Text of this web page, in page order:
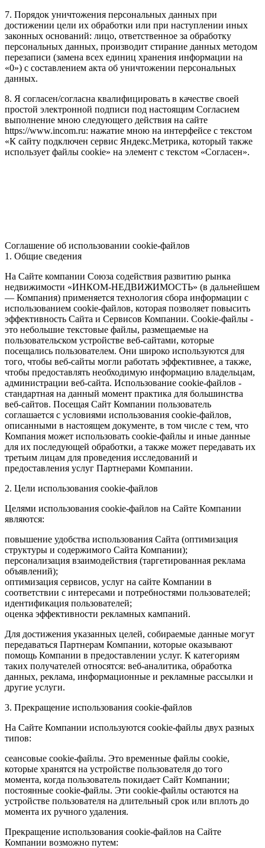
7. Порядок уничтожения персональных данных при
достижении цели их обработки или при наступлении иных
законных оснований: лицо, ответственное за обработку
персональных данных, производит стирание данных методом
перезаписи (замена всех единиц хранения информации на
«0») с составлением акта об уничтожении персональных
данных.
8. Я согласен/согласна квалифицировать в качестве своей
простой электронной подписи под настоящим Согласием
выполнение мною следующего действия на сайте
https://www.incom.ru: нажатие мною на интерфейсе с текстом
«К сайту подключен сервис Яндекс.Метрика, который также
использует файлы cookie» на элемент с текстом «Согласен».
Соглашение об использовании cookie-файлов
1. Общие сведения
На Сайте компании Союза содействия развитию рынка
недвижимости «ИНКОМ-НЕДВИЖИМОСТЬ» (в дальнейшем
— Компания) применяется технология сбора информации с
использованием cookie-файлов, которая позволяет повысить
эффективность Сайта и Сервисов Компании. Сookie-файлы -
это небольшие текстовые файлы, размещаемые на
пользовательском устройстве веб-сайтами, которые
посещались пользователем. Они широко используются для
того, чтобы веб-сайты могли работать эффективнее, а также,
чтобы предоставлять необходимую информацию владельцам,
администрации веб-сайта. Использование cookie-файлов -
стандартная на данный момент практика для большинства
веб-сайтов. Посещая Сайт Компании пользователь
соглашается с условиями использования cookie-файлов,
описанными в настоящем документе, в том числе с тем, что
Компания может использовать cookie-файлы и иные данные
для их последующей обработки, а также может передавать их
третьим лицам для проведения исследований и
предоставления услуг Партнерами Компании.
2. Цели использования cookie-файлов
Целями использования cookie-файлов на Сайте Компании
являются:
повышение удобства использования Сайта (оптимизация
структуры и содержимого Сайта Компании);
персонализация взаимодействия (таргетированная реклама
объявлений);
оптимизация сервисов, услуг на сайте Компании в
соответствии с интересами и потребностями пользователей;
идентификация пользователей;
оценка эффективности рекламных кампаний.
Для достижения указанных целей, собираемые данные могут
передаваться Партнерам Компании, которые оказывают
помощь Компании в предоставлении услуг. К категориям
таких получателей относятся: веб-аналитика, обработка
данных, реклама, информационные и рекламные рассылки и
другие услуги.
3. Прекращение использования cookie-файлов
На Сайте Компании используются cookie-файлы двух разных
типов:
сеансовые cookie-файлы. Это временные файлы cookie,
которые хранятся на устройстве пользователя до того
момента, когда пользователь покидает Сайт Компании;
постоянные cookie-файлы. Эти cookie-файлы остаются на
устройстве пользователя на длительный срок или вплоть до
момента их ручного удаления.
Прекращение использования cookie-файлов на Сайте
Компании возможно путем: